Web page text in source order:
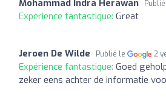
Mohammad Indra Herawan
Expérience fantastique: Great
Jeroen De Wilde Publié le 2
Expérience fantastique: Goed
zeker eens achter de informatie